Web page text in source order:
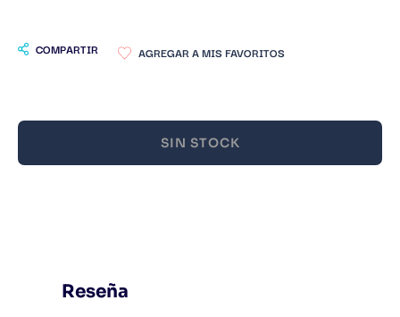
COMPARTIR
SIN STOCK
Reseña